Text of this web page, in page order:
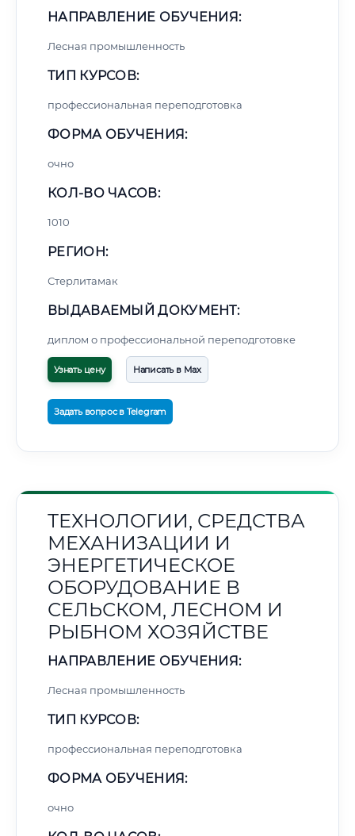
НАПРАВЛЕНИЕ ОБУЧЕНИЯ:
Лесная промышленность
ТИП КУРСОВ:
профессиональная переподготовка
ФОРМА ОБУЧЕНИЯ:
очно
КОЛ-ВО ЧАСОВ:
1010
РЕГИОН:
Стерлитамак
ВЫДАВАЕМЫЙ ДОКУМЕНТ:
диплом о профессиональной переподготовке
Узнать цену Написать в Max
Задать вопрос в Telegram
ТЕХНОЛОГИИ, СРЕДСТВА
МЕХАНИЗАЦИИ И
ЭНЕРГЕТИЧЕСКОЕ
ОБОРУДОВАНИЕ В
СЕЛЬСКОМ, ЛЕСНОМ И
РЫБНОМ ХОЗЯЙСТВЕ
НАПРАВЛЕНИЕ ОБУЧЕНИЯ:
Лесная промышленность
ТИП КУРСОВ:
профессиональная переподготовка
ФОРМА ОБУЧЕНИЯ:
очно